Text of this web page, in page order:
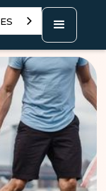
ES